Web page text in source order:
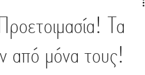
Βάσεις Εισαγωγής
Τα
από μόνα τους!